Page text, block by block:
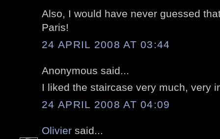
Also, I would have never guessed
Paris!
24 APRIL 2008 AT 03:44
Anonymous said...
I liked the staircase very much, very
24 APRIL 2008 AT 04:09
Olivier said...